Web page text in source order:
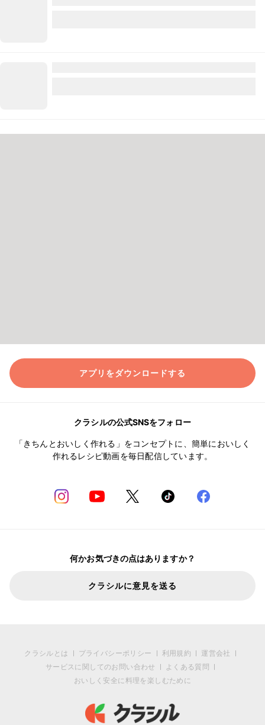
アプリをダウンロードする
クラシルの公式SNSをフォロー
「きちんとおいしく作れる」をコンセプトに、簡単においしく
作れるレシピ動画を毎日配信しています。
何かお気づきの点はありますか？
クラシルに意見を送る
クラシルとは プライバシーポリシー 利用規約
運営会社
サービスに関してのお問い合わせ
よくある質問
おいしく安全に料理を楽しむために